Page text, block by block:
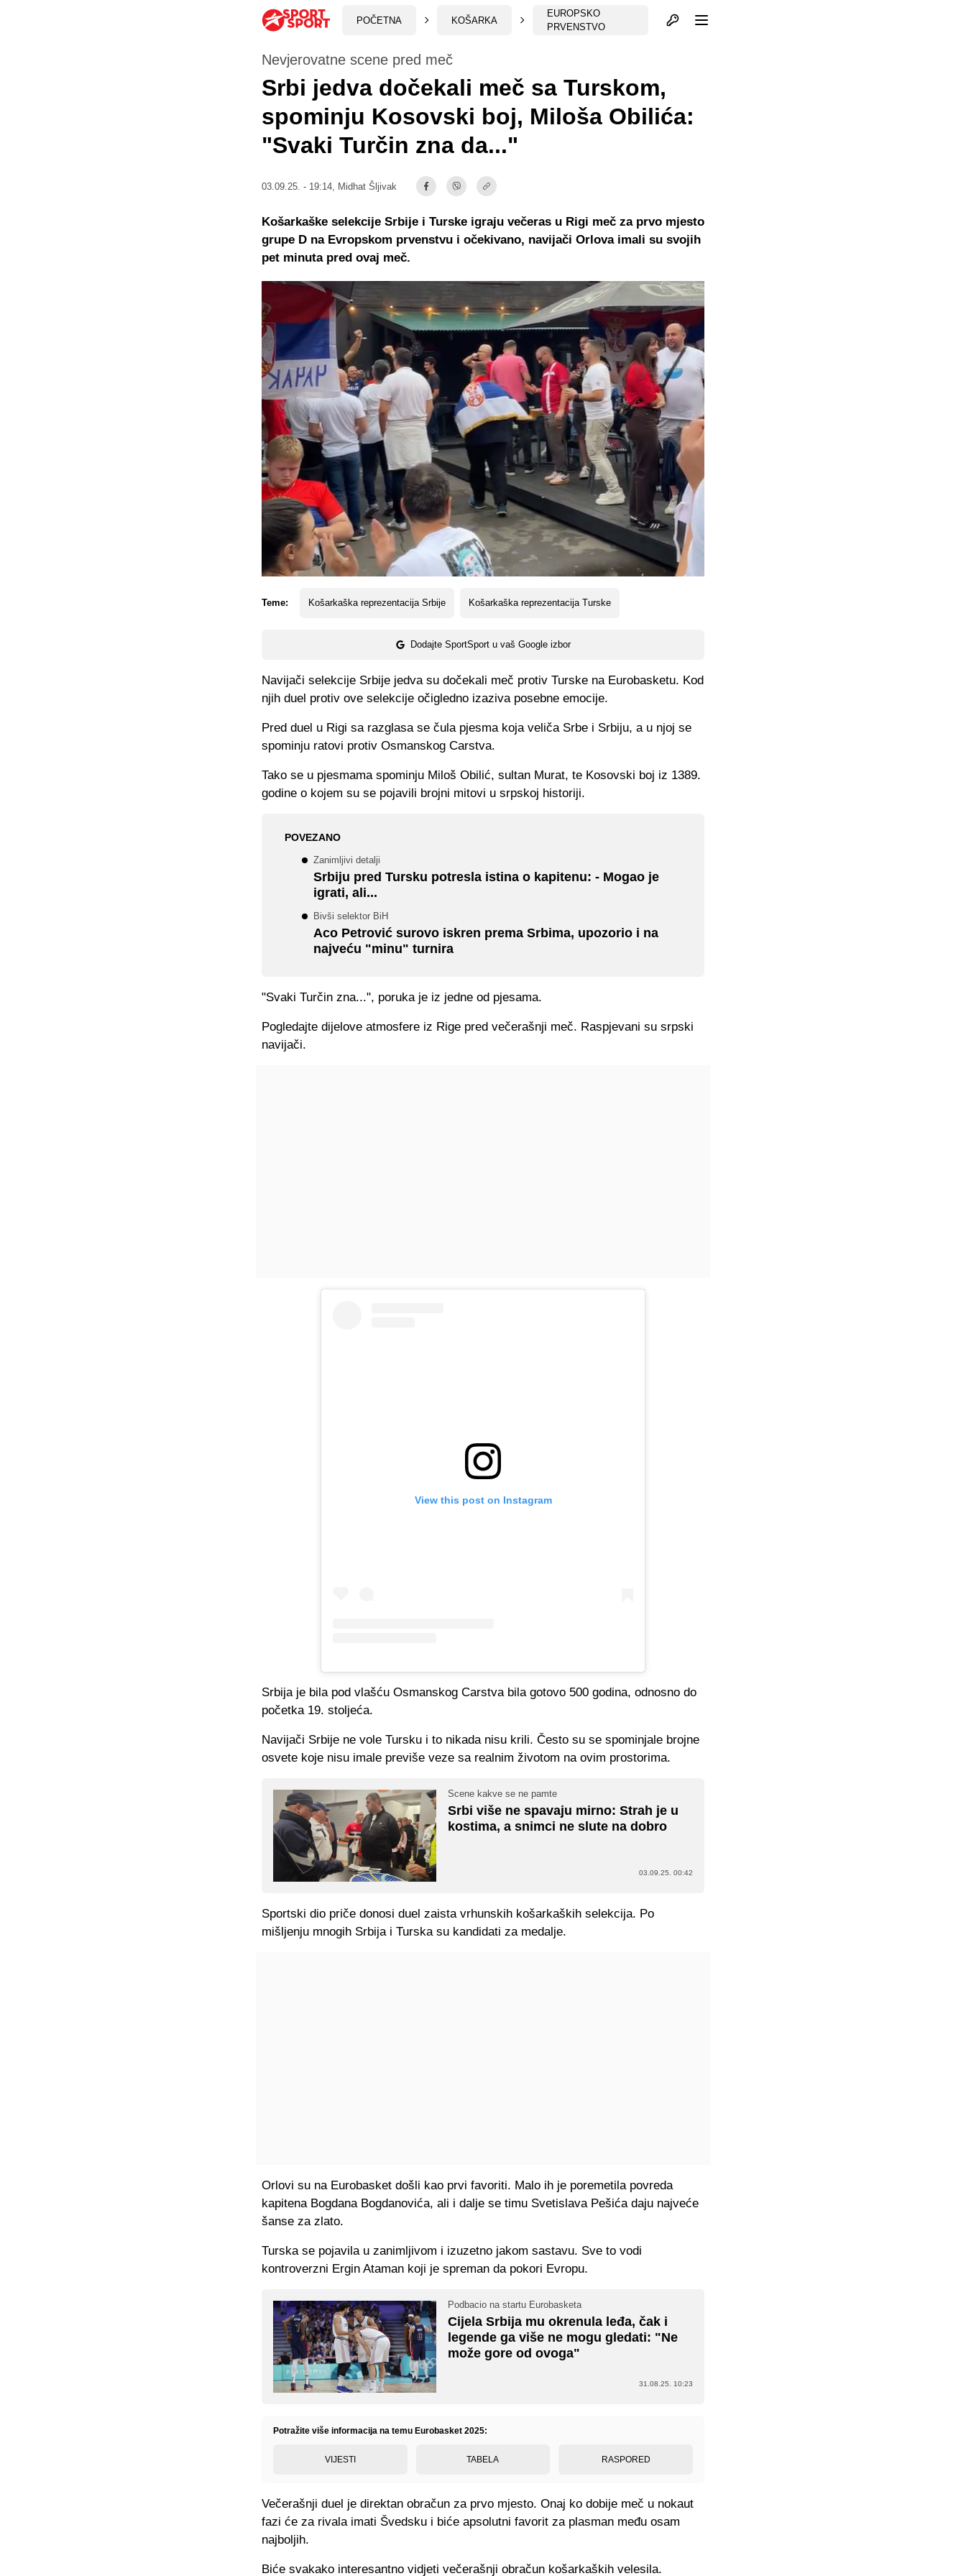
POČETNA KOŠARKA
EUROPSKO
PRVENSTVO
Otvori profil
Nevjerovatne scene pred meč
Srbi jedva dočekali meč sa Turskom,
spominju Kosovski boj, Miloša Obilića:
"Svaki Turčin zna da..."
03.09.25. - 19:14, Midhat Šljivak
Teme: Košarkaška reprezentacija Srbije Košarkaška reprezentacija Turske
Dodajte SportSport u vaš Google izbor
Košarkaške selekcije Srbije i Turske igraju večeras u Rigi meč za prvo mjesto
grupe D na Evropskom prvenstvu i očekivano, navijači Orlova imali su svojih
pet minuta pred ovaj meč.
Navijači selekcije Srbije jedva su dočekali meč protiv Turske na Eurobasketu. Kod
njih duel protiv ove selekcije očigledno izaziva posebne emocije.
Pred duel u Rigi sa razglasa se čula pjesma koja veliča Srbe i Srbiju, a u njoj se
spominju ratovi protiv Osmanskog Carstva.
Tako se u pjesmama spominju Miloš Obilić, sultan Murat, te Kosovski boj iz 1389.
godine o kojem su se pojavili brojni mitovi u srpskoj historiji.
POVEZANO
Zanimljivi detalji
Srbiju pred Tursku potresla istina o kapitenu: - Mogao je
igrati, ali...
Bivši selektor BiH
Aco Petrović surovo iskren prema Srbima, upozorio i na
najveću "minu" turnira
"Svaki Turčin zna...", poruka je iz jedne od pjesama.
Pogledajte dijelove atmosfere iz Rige pred večerašnji meč. Raspjevani su srpski
navijači.
View this post on Instagram
Srbija je bila pod vlašću Osmanskog Carstva bila gotovo 500 godina, odnosno do
početka 19. stoljeća.
Navijači Srbije ne vole Tursku i to nikada nisu krili. Često su se spominjale brojne
osvete koje nisu imale previše veze sa realnim životom na ovim prostorima.
Scene kakve se ne pamte
Srbi više ne spavaju mirno: Strah je u
kostima, a snimci ne slute na dobro
03.09.25. 00:42
Sportski dio priče donosi duel zaista vrhunskih košarkaških selekcija. Po
mišljenju mnogih Srbija i Turska su kandidati za medalje.
Orlovi su na Eurobasket došli kao prvi favoriti. Malo ih je poremetila povreda
kapitena Bogdana Bogdanovića, ali i dalje se timu Svetislava Pešića daju najveće
šanse za zlato.
Turska se pojavila u zanimljivom i izuzetno jakom sastavu. Sve to vodi
kontroverzni Ergin Ataman koji je spreman da pokori Evropu.
Podbacio na startu Eurobasketa
Cijela Srbija mu okrenula leđa, čak i
legende ga više ne mogu gledati: "Ne
može gore od ovoga"
31.08.25. 10:23
Potražite više informacija na temu Eurobasket 2025:
VIJESTI TABELA RASPORED
Večerašnji duel je direktan obračun za prvo mjesto. Onaj ko dobije meč u nokaut
fazi će za rivala imati Švedsku i biće apsolutni favorit za plasman među osam
najboljih.
Biće svakako interesantno vidjeti večerašnji obračun košarkaških velesila.